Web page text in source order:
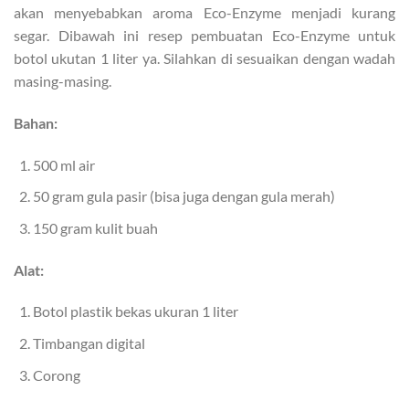
akan menyebabkan aroma Eco-Enzyme menjadi kurang
segar. Dibawah ini resep pembuatan Eco-Enzyme untuk
botol ukutan 1 liter ya. Silahkan di sesuaikan dengan wadah
masing-masing.
Bahan:
500 ml air
50 gram gula pasir (bisa juga dengan gula merah)
150 gram kulit buah
Alat:
Botol plastik bekas ukuran 1 liter
Timbangan digital
Corong